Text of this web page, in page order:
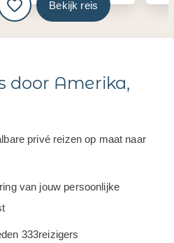
Bekijk reis
door Amerika,
privé reizen op maat naar
van jouw persoonlijke
333reizigers